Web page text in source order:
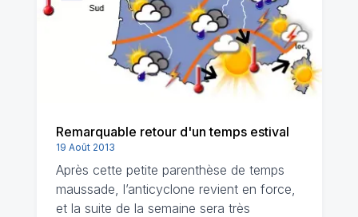
Remarquable retour d'un temps estival
19 Août 2013
Après cette petite parenthèse de temps
maussade, l’anticyclone revient en force,
et la suite de la semaine sera très